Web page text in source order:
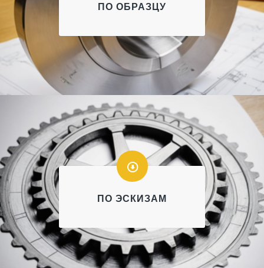
ПО ОБРАЗЦУ
ПО ЭСКИЗАМ